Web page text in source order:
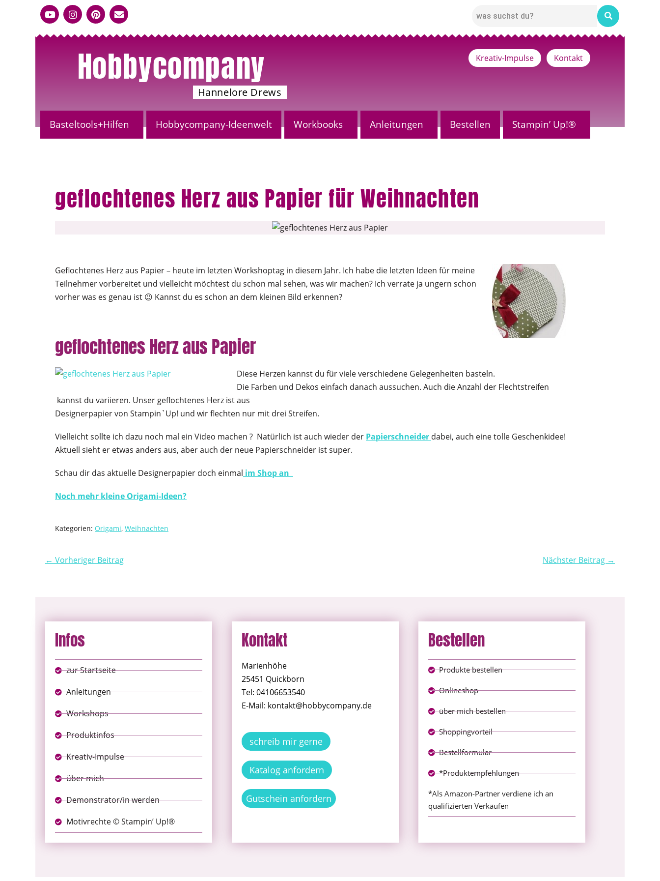
Hobbycompany
Hannelore Drews
Kreativ-Impulse Kontakt
Basteltools+Hilfen Hobbycompany-Ideenwelt Workbooks Anleitungen Bestellen Stampin’ Up!®
geflochtenes Herz aus Papier für Weihnachten
Geflochtenes Herz aus Papier – heute im letzten Workshoptag in diesem Jahr. Ich habe die letzten Ideen für meine
Teilnehmer vorbereitet und vielleicht möchtest du schon mal sehen, was wir machen? Ich verrate ja ungern schon
vorher was es genau ist 😉 Kannst du es schon an dem kleinen Bild erkennen?
geflochtenes Herz aus Papier
Diese Herzen kannst du für viele verschiedene Gelegenheiten basteln.
Die Farben und Dekos einfach danach aussuchen. Auch die Anzahl der Flechtstreifen
kannst du variieren. Unser geflochtenes Herz ist aus
Designerpapier von Stampin`Up! und wir flechten nur mit drei Streifen.
Vielleicht sollte ich dazu noch mal ein Video machen ? Natürlich ist auch wieder der Papierschneider dabei, auch eine tolle Geschenkidee!
Aktuell sieht er etwas anders aus, aber auch der neue Papierschneider ist super.
Schau dir das aktuelle Designerpapier doch einmal im Shop an
Noch mehr kleine Origami-Ideen?
Kategorien: Origami, Weihnachten
← Vorheriger Beitrag Nächster Beitrag →
Infos
zur Startseite
Anleitungen
Workshops
Produktinfos
Kreativ-Impulse
über mich
Demonstrator/in werden
Motivrechte © Stampin’ Up!®
Kontakt
Marienhöhe
25451 Quickborn
Tel: 04106653540
E-Mail: kontakt@hobbycompany.de
schreib mir gerne
Katalog anfordern
Gutschein anfordern
Bestellen
Produkte bestellen
Onlineshop
über mich bestellen
Shoppingvorteil
Bestellformular
*Produktempfehlungen
*Als Amazon-Partner verdiene ich an
qualifizierten Verkäufen